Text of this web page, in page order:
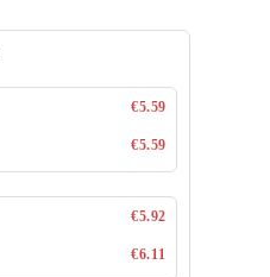
€5.59
€5.59
€5.92
€6.11